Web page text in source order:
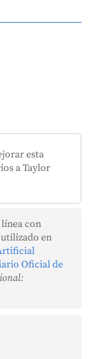
esta
a Taylor
con
en
Oficial de